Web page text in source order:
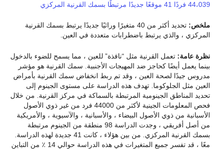
44،039 فردًا 41 موقعًا جديدًا مرتبطًا بسمك القرنية المركزي
ملخص:
تحديد أكثر من 40 متغيرًا وراثيًا جديدًا يرتبط بسمك القرنية
المركزي ، والذي يرتبط باضطرابات متعددة في العين.
نظرة عامة: تعمل القرنية مثل “نافذة” للعين ، مما يسمح للضوء بالدخول
بينما يعمل أيضًا كحاجز ضد المهيجات الأجنبية. سمك القرنية هو مؤشر
مدروس جيدًا لصحة العين ، وقد تم ربط انخفاض سمك القرنية بأمراض
العين مثل الجلوكوما. تهدف هذه الدراسة على مستوى الجينوم إلى
تحديد المناطق الجينومية المرتبطة بالسماكة في مركز القرنية. من خلال
فحص المعلومات الجينية لأكثر من 44000 فرد من غير ذوي الأصول
الأسبانية من ذوي الأصول البيضاء ، والأسبانية ، والآسيوية ، والأمريكية
من أصل أفريقي ، وجدت الدراسة 98 منطقة من الجينوم مرتبطة
بسمك القرنية المركزي. من بين هؤلاء ، كانت 41 جديدة لهذه الدراسة.
معًا ، قد تفسر جميع المتغيرات في هذه الدراسة حوالي 14 ٪ من التباين